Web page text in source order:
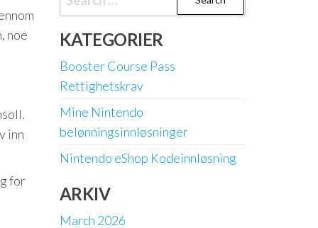
noe
inn
for
for:
KATEGORIER
Booster Course Pass
Rettighetskrav
Mine Nintendo
belønningsinnløsninger
Nintendo eShop Kodeinnløsning
ARKIV
March 2026